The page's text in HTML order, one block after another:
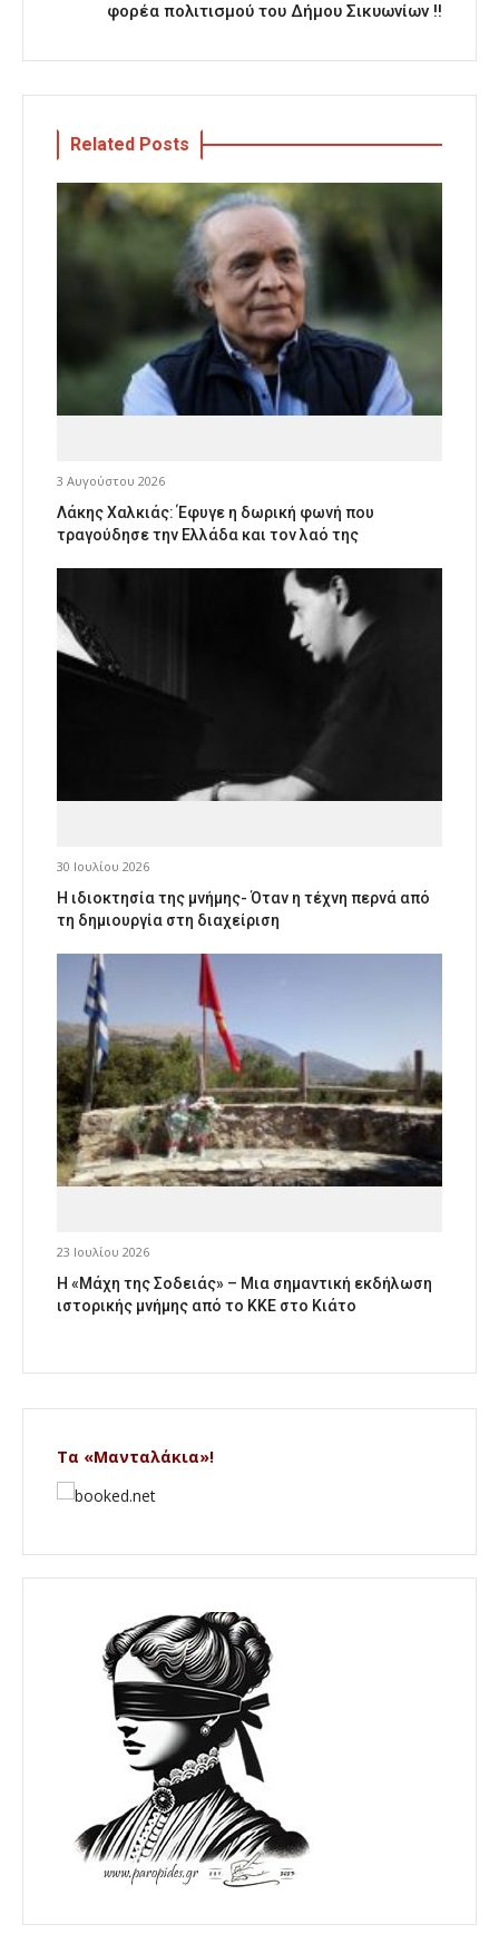
φορέα πολιτισμού του Δήμου Σικυωνίων !!
Related Posts
3 Αυγούστου 2026
Λάκης Χαλκιάς: Έφυγε η δωρική φωνή που
τραγούδησε την Ελλάδα και τον λαό της
30 Ιουλίου 2026
Η ιδιοκτησία της μνήμης- Όταν η τέχνη περνά από
τη δημιουργία στη διαχείριση
23 Ιουλίου 2026
Η «Μάχη της Σοδειάς» – Μια σημαντική εκδήλωση
ιστορικής μνήμης από το ΚΚΕ στο Κιάτο
Τα «Μανταλάκια»!